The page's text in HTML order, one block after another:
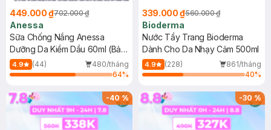
449.000 ₫702.000 ₫
Anessa
Sữa Chống Nắng Anessa
Dưỡng Da Kiềm Dầu 60ml (Bản
Mới)
4.9 (44)
480/tháng
64%
339.000 ₫560.000 ₫
Bioderma
Nước Tẩy Trang Bioderma
Dành Cho Da Nhạy Cảm 500ml
4.9 (228)
861/tháng
40%
-40% -30%